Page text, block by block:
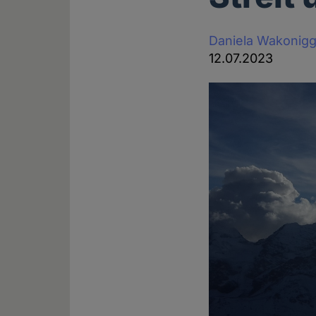
Daniela
12.07.2023